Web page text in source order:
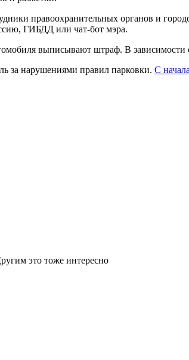
правоохранительных органов и
ГИБДД или чат-бот мэра.
выписывают штраф. В зависимости
за нарушениями правил парковки. С
это тоже интересно